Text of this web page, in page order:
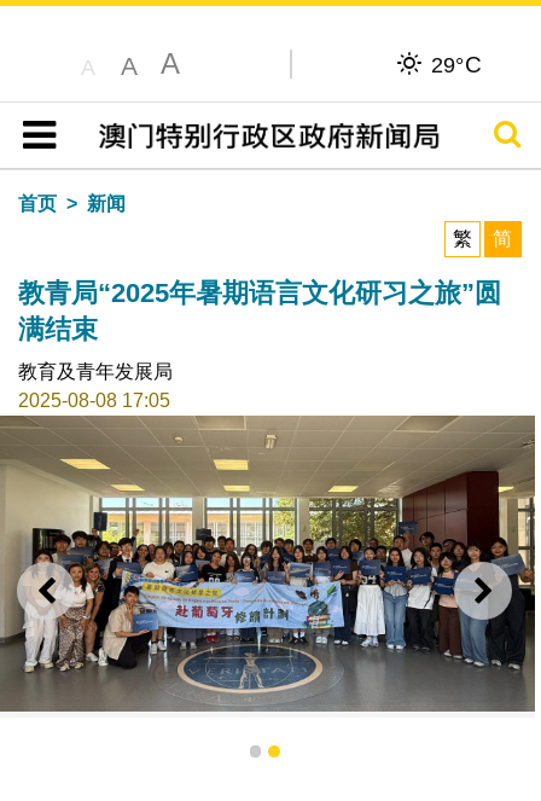
A A A 29°C
目录
搜寻
首页
新闻
繁
简
教青局“2025年暑期语言文化研习之旅”圆
满结束
教育及青年发展局
2025-08-08 17:05
上一则 下一
1 2